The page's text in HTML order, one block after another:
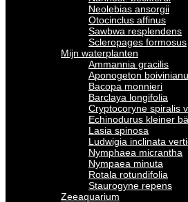
Neolebias ansorgii
Otocinclus affinus
Sawbwa resplendens
Scleropages formosus
Mijn waterplanten
Ammannia gracilis
Aponogeton
Bacopa monnieri
Barclaya longifolia
Cryptocoryne spiralis
Echinodurus kleiner
Lasia spinosa
Ludwigia inclinata
Nymphaea micrantha
Nympaea minuta
Rotala rotundifolia
Staurogyne repens
Zeeaquarium